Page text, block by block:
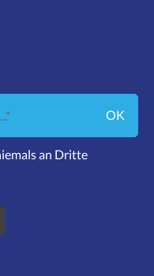
OK
an Dritte